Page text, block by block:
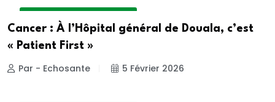
Cancer : À l’Hôpital général de Douala, c’est
« Patient First »
Par - Echosante 5 Février 2026